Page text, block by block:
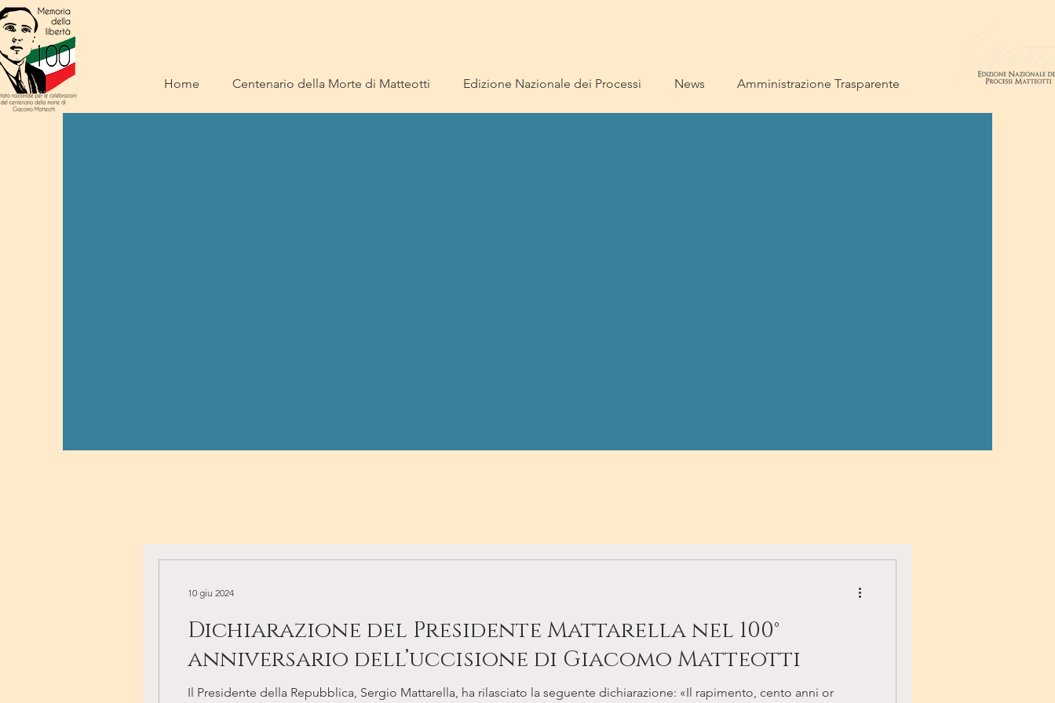
Home Centenario della Morte di Matteotti Edizione Nazionale dei Processi News Amministrazione Trasparente
Dichiarazione del Presidente Mattarella nel 100°
anniversario dell’uccisione di Giacomo Matteotti
Il Presidente della Repubblica, Sergio Mattarella, ha rilasciato la seguente dichiarazione: «Il rapimento, cento anni or
10 giu 2024